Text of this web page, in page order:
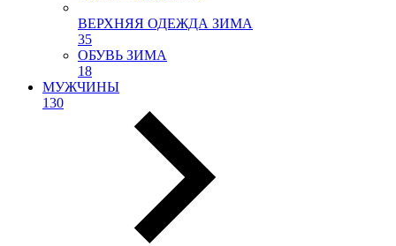
ВЕРХНЯЯ ОДЕЖДА ЗИМА
35
ОБУВЬ ЗИМА
18
МУЖЧИНЫ
130